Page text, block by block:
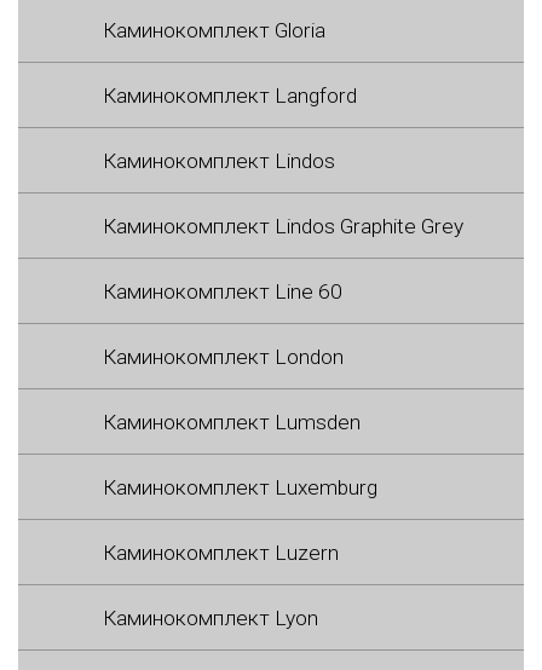
Каминокомплект Gloria
Каминокомплект Langford
Каминокомплект Lindos
Каминокомплект Lindos Graphite Grey
Каминокомплект Line 60
Каминокомплект London
Каминокомплект Lumsden
Каминокомплект Luxemburg
Каминокомплект Luzern
Каминокомплект Lyon